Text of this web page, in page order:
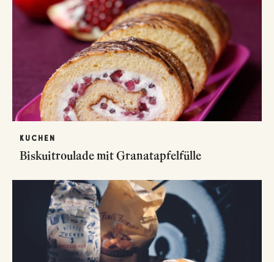
KUCHEN
Biskuitroulade mit Granatapfelfülle